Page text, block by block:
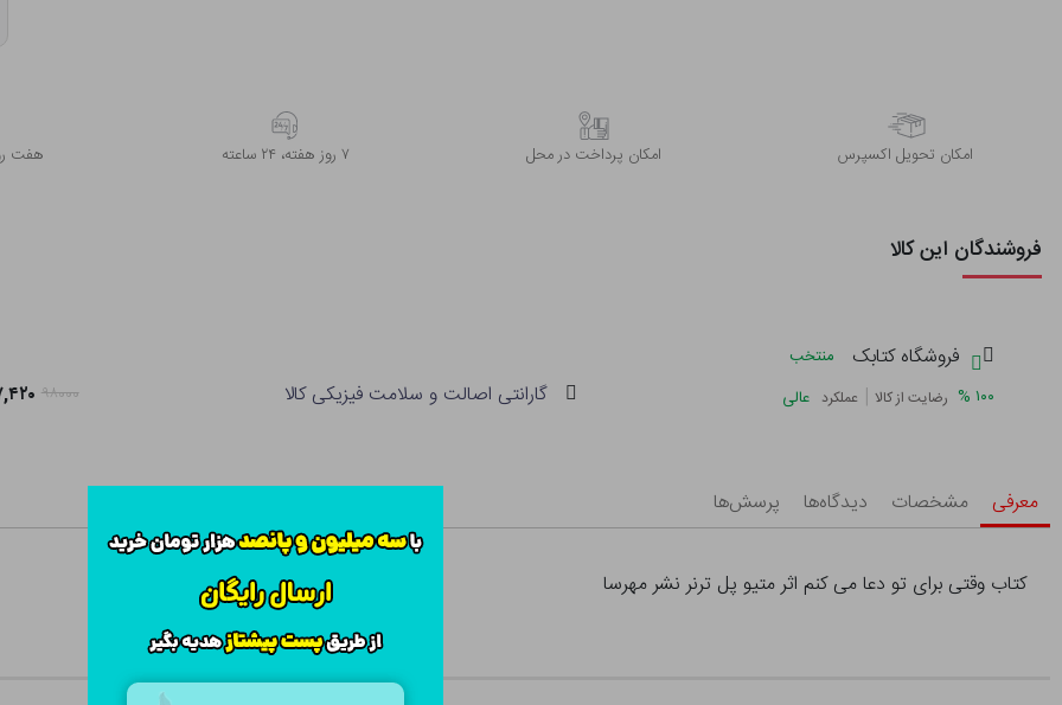
اﻣﮑﺎن ﺗﺤﻮﯾﻞ اﮐﺴﭙﺮس امکان پرداخت در محل ۷ روز ﻫﻔﺘﻪ، ۲۴ ﺳﺎﻋﺘﻪ هفت
فروشندگان این کالا
فروشگاه کتابک
منتخب
۱۰۰ % رضایت از کالا | عملکرد عالی گارانتی اصالت و سلامت فیزیکی کالا ۹۸۰۰۰ ۷۷,۴۲۰
معرفی مشخصات دیدگاه‌ها پرسش‌ها
کتاب وقتی برای تو دعا می کنم اثر متیو پل ترنر نشر مهرسا